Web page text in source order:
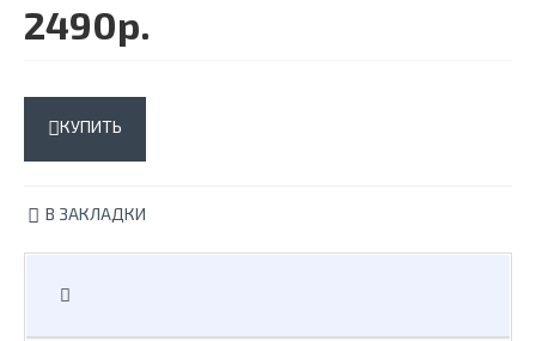
2490р.
КУПИТЬ
В ЗАКЛАДКИ